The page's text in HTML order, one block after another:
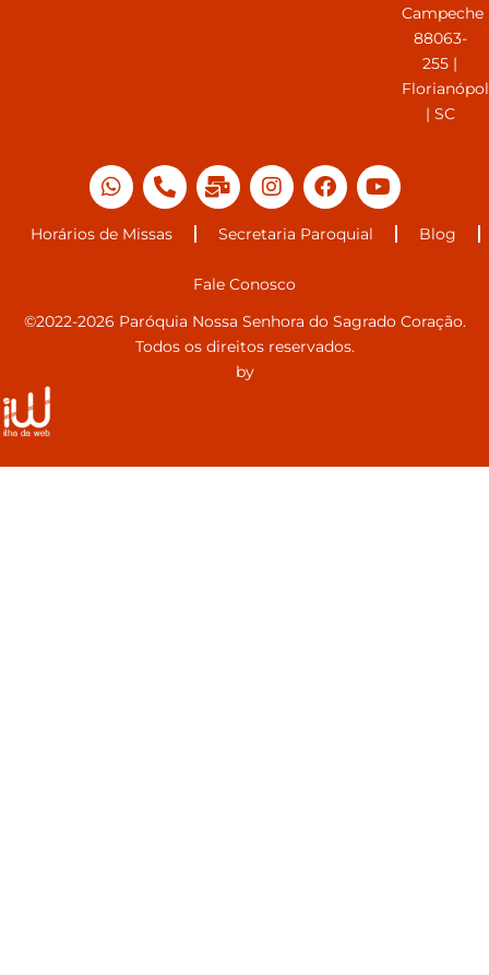
Campeche
88063-
255 |
| SC
Horários de Missas Secretaria Paroquial Blog
Fale Conosco
©2022-2026 Paróquia Nossa Senhora do Sagrado Coração.
Todos os direitos reservados.
by